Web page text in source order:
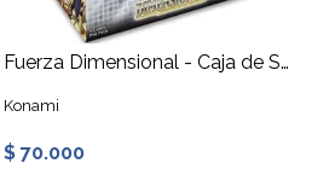
Fuerza Dimensional - Caja de Sobres
Konami
$ 70.000